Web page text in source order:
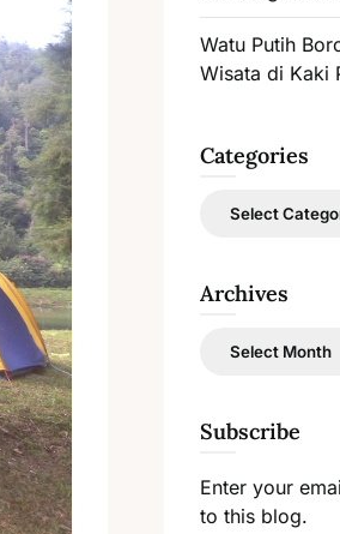
Watu Putih
Wisata di Kaki
Categories
Categories
Archives
Archives
Subscribe
Enter your
to this blog.